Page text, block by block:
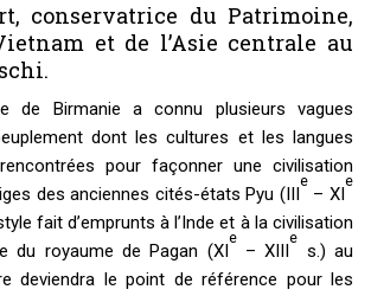
conservatrice du Patrimoine,
et de l’Asie centrale au
de Birmanie a connu plusieurs vagues
dont les cultures et les langues
pour façonner une civilisation
des anciennes cités-états Pyu (III
e
– XI
e
fait d’emprunts à l’Inde et à la civilisation
du royaume de Pagan (XI
e
– XIII
e
s.) au
deviendra le point de référence pour les